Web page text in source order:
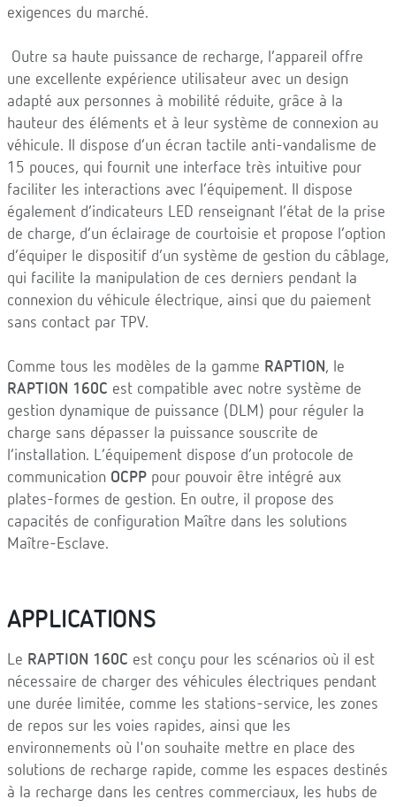
exigences du marché.
Outre sa haute puissance de recharge, l’appareil offre
une excellente expérience utilisateur avec un design
adapté aux personnes à mobilité réduite, grâce à la
hauteur des éléments et à leur système de connexion au
véhicule. Il dispose d’un écran tactile anti-vandalisme de
15 pouces, qui fournit une interface très intuitive pour
faciliter les interactions avec l’équipement. Il dispose
également d’indicateurs LED renseignant l’état de la prise
de charge, d’un éclairage de courtoisie et propose l’option
d’équiper le dispositif d’un système de gestion du câblage,
qui facilite la manipulation de ces derniers pendant la
connexion du véhicule électrique, ainsi que du paiement
sans contact par TPV.
Comme tous les modèles de la gamme RAPTION, le
RAPTION 160C est compatible avec notre système de
gestion dynamique de puissance (DLM) pour réguler la
charge sans dépasser la puissance souscrite de
l’installation. L’équipement dispose d’un protocole de
communication OCPP pour pouvoir être intégré aux
plates-formes de gestion. En outre, il propose des
capacités de configuration Maître dans les solutions
Maître-Esclave.
APPLICATIONS
Le RAPTION 160C est conçu pour les scénarios où il est
nécessaire de charger des véhicules électriques pendant
une durée limitée, comme les stations-service, les zones
de repos sur les voies rapides, ainsi que les
environnements où l'on souhaite mettre en place des
solutions de recharge rapide, comme les espaces destinés
à la recharge dans les centres commerciaux, les hubs de